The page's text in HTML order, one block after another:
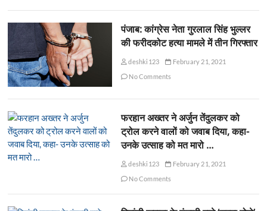
पंजाब: कांग्रेस नेता गुरलाल सिंह भुल्लर
की फरीदकोट हत्या मामले में तीन गिरफ्तार
deshki123
February 21, 2021
No Comments
फरहान अख्तर ने अर्जुन तेंदुलकर को
ट्रोल करने वालों को जवाब दिया, कहा-
उनके उत्साह को मत मारो …
deshki123
February 21, 2021
No Comments